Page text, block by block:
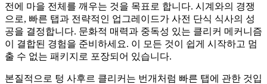
전에 마을 전체를 깨우는 것을 목표로 합니다. 시계와의 경쟁
으로, 빠른 탭과 전략적인 업그레이드가 사전 단식 식사의 성
공을 결정합니다. 문화적 매력과 중독성 있는 클리커 메커니즘
이 결합된 경험을 준비하세요. 이 모든 것이 쉽게 시작하고 멈
출 수 없는 패키지로 포장되어 있습니다.
본질적으로 텅 사후르 클리커는 번개처럼 빠른 탭에 관한 것입